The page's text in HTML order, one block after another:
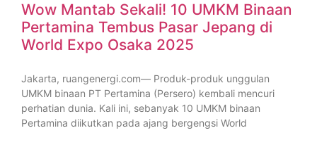
Wow Mantab Sekali! 10 UMKM Binaan
Pertamina Tembus Pasar Jepang di
World Expo Osaka 2025
Jakarta, ruangenergi.com— Produk-produk unggulan
UMKM binaan PT Pertamina (Persero) kembali mencuri
perhatian dunia. Kali ini, sebanyak 10 UMKM binaan
Pertamina diikutkan pada ajang bergengsi World